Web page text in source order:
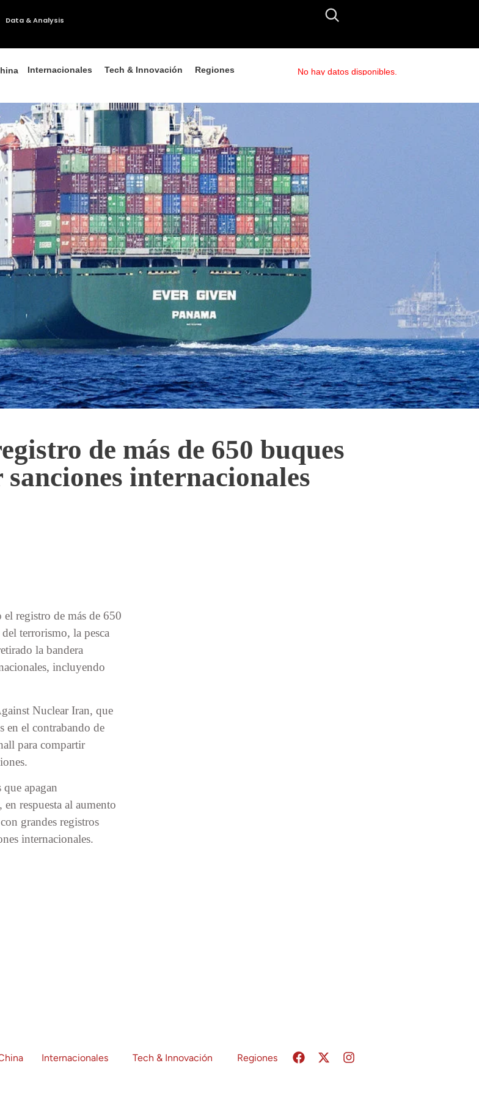
Data & Analysis
Internacionales Tech & Innovación Regiones No hay datos disponibles.
de más de 650 buques
sanciones internacionales
registro de más de 650
terrorismo, la pesca
la bandera
incluyendo
Nuclear Iran, que
en el contrabando de
para compartir
apagan
respuesta al aumento
grandes registros
internacionales.
Internacionales Tech & Innovación Regiones